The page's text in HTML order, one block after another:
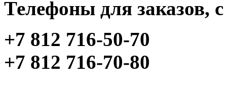
Телефоны для заказов,
+7 812 716-50-70
+7 812 716-70-80